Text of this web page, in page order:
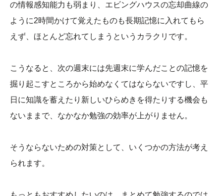
の情報感知能力も弱まり、エビングハウスの忘却曲線の
ように2時間かけて覚えたものも長期記憶に入れてもら
えず、ほとんど忘れてしまうというカラクリです。
こうなると、次の週末には先週末に学んだことの記憶を
掘り起こすところから始めなくてはならないですし、平
日に知識を蓄えたり新しいひらめきを得たりする機会も
ないままで、なかなか勉強の効率が上がりません。
そうならないための対策として、いくつかの方法が考え
られます。